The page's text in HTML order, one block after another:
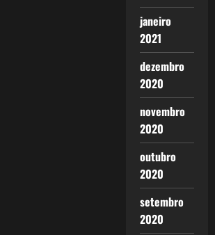
janeiro
2021
dezembro
2020
novembro
2020
outubro
2020
setembro
2020